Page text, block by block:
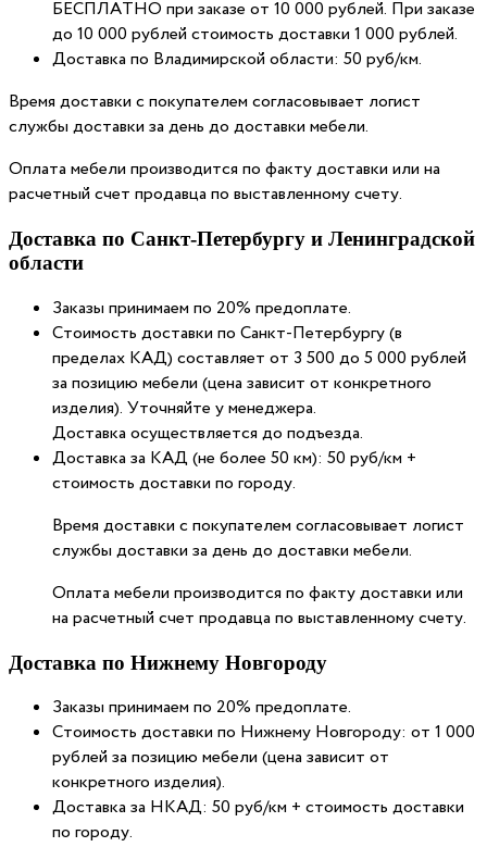
БЕСПЛАТНО при заказе от 10 000 рублей. При заказе
до 10 000 рублей стоимость доставки 1 000 рублей.
Доставка по Владимирской области: 50 руб/км.
Время доставки с покупателем согласовывает логист
службы доставки за день до доставки мебели.
Оплата мебели производится по факту доставки или на
расчетный счет продавца по выставленному счету.
Доставка по Санкт-Петербургу и Ленинградской
области
Заказы принимаем по 20% предоплате.
Стоимость доставки по Санкт-Петербургу (в
пределах КАД) составляет от 3 500 до 5 000 рублей
за позицию мебели (цена зависит от конкретного
изделия). Уточняйте у менеджера.
Доставка осуществляется до подъезда.
Доставка за КАД (не более 50 км): 50 руб/км +
стоимость доставки по городу.
Время доставки с покупателем согласовывает логист
службы доставки за день до доставки мебели.
Оплата мебели производится по факту доставки или
на расчетный счет продавца по выставленному счету.
Доставка по Нижнему Новгороду
Заказы принимаем по 20% предоплате.
Стоимость доставки по Нижнему Новгороду: от 1 000
рублей за позицию мебели (цена зависит от
конкретного изделия).
Доставка за НКАД: 50 руб/км + стоимость доставки
по городу.